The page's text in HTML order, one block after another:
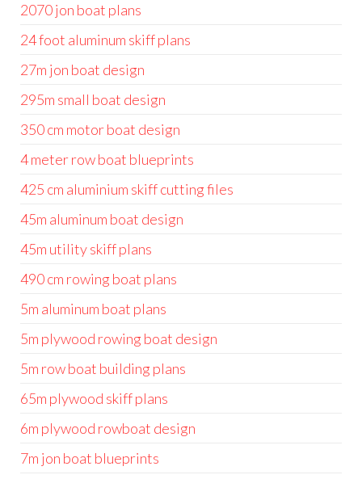
2070 jon boat plans
24 foot aluminum skiff plans
27m jon boat design
295m small boat design
350 cm motor boat design
4 meter row boat blueprints
425 cm aluminium skiff cutting files
45m aluminum boat design
45m utility skiff plans
490 cm rowing boat plans
5m aluminum boat plans
5m plywood rowing boat design
5m row boat building plans
65m plywood skiff plans
6m plywood rowboat design
7m jon boat blueprints